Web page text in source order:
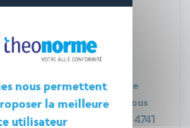
1998 relatif aux
pour la protection de
soumises à déclaration sous
des rubriques nos 4510, 4741
nous permettent
la meilleure
utilisateur